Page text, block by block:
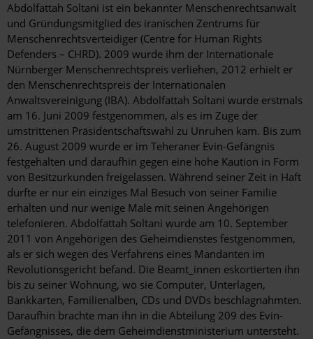
Abdolfattah Soltani ist ein bekannter Menschenrechtsanwalt
und Gründungsmitglied des iranischen Zentrums für
Menschenrechtsverteidiger (Centre for Human Rights
Defenders – CHRD). 2009 wurde ihm der Internationale
Nürnberger Menschenrechtspreis verliehen, 2012 erhielt er
den Menschenrechtspreis der Internationalen
Anwaltsvereinigung (IBA). Abdolfattah Soltani wurde erstmals
am 16. Juni 2009 festgenommen, als es im Zuge der
umstrittenen Präsidentschaftswahl zu Unruhen kam. Bis zum
26. August 2009 wurde er im Teheraner Evin-Gefängnis
festgehalten und daraufhin gegen eine hohe Kaution in Form
von Besitzurkunden freigelassen. Während seiner Zeit in Haft
durfte er nur ein einziges Mal Besuch von seiner Familie
erhalten und nur wenige Male mit seinen Angehörigen
telefonieren. Abdolfattah Soltani wurde am 10. September
2011 von Angehörigen des Geheimdienstes festgenommen,
als er sich wegen des Verfahrens eines Mandanten im
Revolutionsgericht befand. Die Beamt_innen eskortierten ihn
bis zu seiner Wohnung, wo sie Computer, Unterlagen,
Bankkarten, Familienalben, CDs und DVDs beschlagnahmten.
Daraufhin brachte man ihn in die Abteilung 209 des Evin-
Gefängnisses, die dem Geheimdienstministerium untersteht.